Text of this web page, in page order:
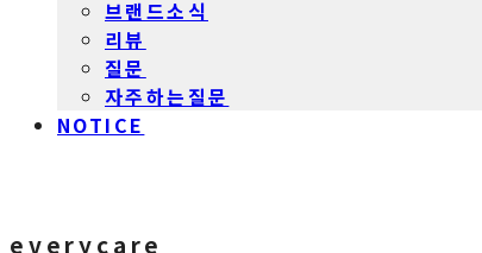
브랜드소식
리뷰
질문
자주하는질문
NOTICE
everycare